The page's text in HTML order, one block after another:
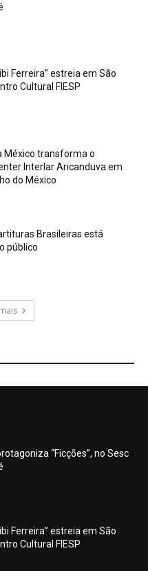
Ferreira” estreia em São
Cultural FIESP
México transforma o
Interlar Aricanduva em
do México
Brasileiras está
público
“Ficções”, no Sesc
Ferreira” estreia em São
Cultural FIESP